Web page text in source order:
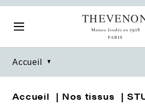
Accueil
Accueil Nos tissus